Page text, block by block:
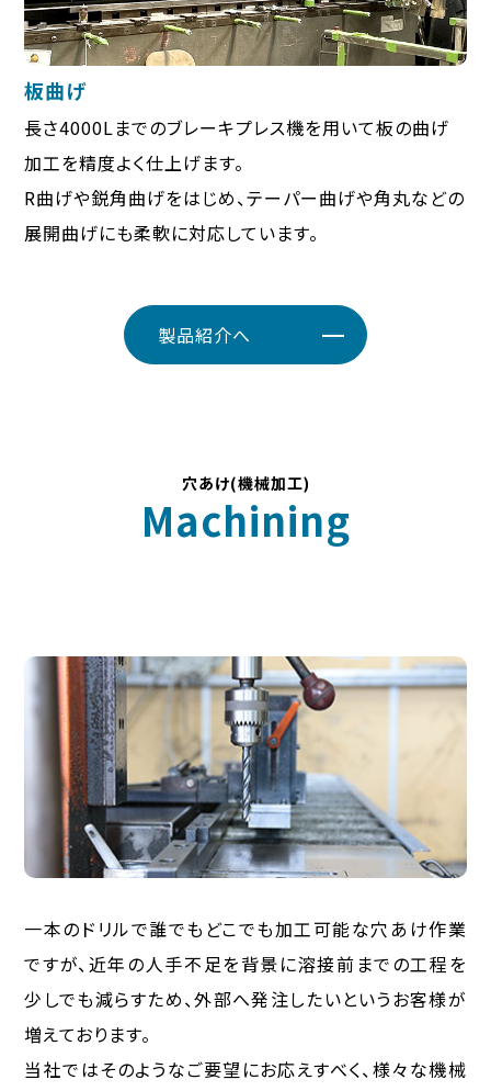
板曲げ
長さ4000Lまでのブレーキプレス機を用いて板の曲げ
加工を精度よく仕上げます。
R曲げや鋭角曲げをはじめ、テーパー曲げや角丸などの
展開曲げにも柔軟に対応しています。
製品紹介へ
穴あけ(機械加工)
Machining
一本のドリルで誰でもどこでも加工可能な穴あけ作業
ですが、近年の人手不足を背景に溶接前までの工程を
少しでも減らすため、外部へ発注したいというお客様が
増えております。
当社ではそのようなご要望にお応えすべく、様々な機械